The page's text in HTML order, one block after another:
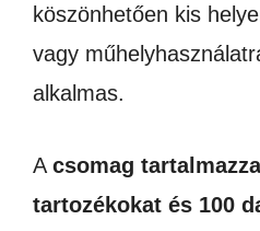
köszönhetően kis
vagy
alkalmas.
A csomag
tartozékokat és 100